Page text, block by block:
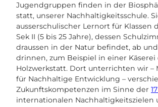
Jugendgruppen finden in der
statt, unserer Nachhaltigkeitsschule.
ausserschulischer Lernort für Klassen
Sek II (5 bis 25 Jahre), dessen
draussen in der Natur befindet, ab
drinnen, zum Beispiel in einer Käserei
Holzwerkstatt. Dort unterrichten wir –
für Nachhaltige Entwicklung –
Zukunftskompetenzen im Sinne der
internationalen Nachhaltigkeitszielen